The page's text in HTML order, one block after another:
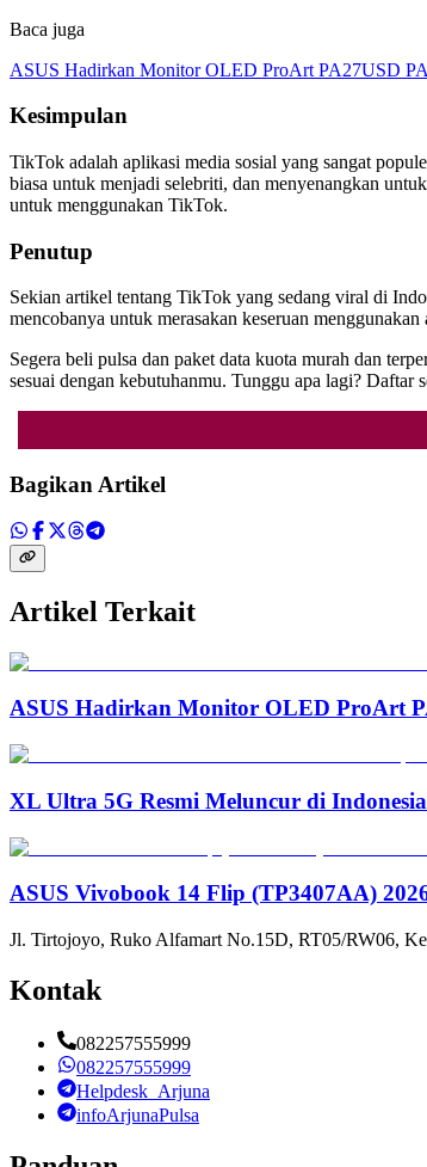
Baca juga
ASUS Hadirkan Monitor OLED ProArt PA27USD
Kesimpulan
TikTok adalah aplikasi media sosial yang sangat
biasa untuk menjadi selebriti, dan menyenangkan
untuk menggunakan TikTok.
Penutup
Sekian artikel tentang TikTok yang sedang viral di
mencobanya untuk merasakan keseruan
Segera beli pulsa dan paket data kuota murah dan
sesuai dengan kebutuhanmu. Tunggu apa lagi?
Bagikan Artikel
Artikel Terkait
ASUS Hadirkan Monitor OLED ProArt
XL Ultra 5G Resmi Meluncur di
ASUS Vivobook 14 Flip (TP3407AA)
Jl. Tirtojoyo, Ruko Alfamart No.15D, RT05/RW06,
Kontak
082257555999
082257555999
Helpdesk_Arjuna
infoArjunaPulsa